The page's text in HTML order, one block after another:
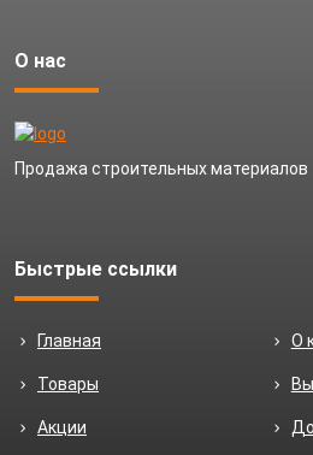
О нас
Продажа строительных материалов
Быстрые ссылки
Главная О
Товары
Акции